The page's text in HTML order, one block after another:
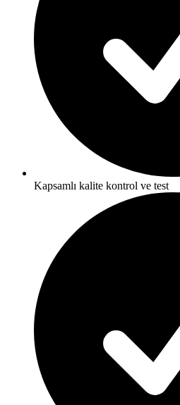
Kapsamlı kalite kontrol ve test